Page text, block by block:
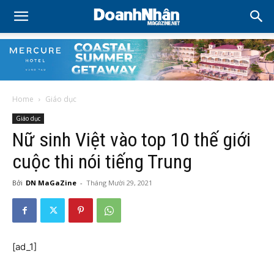
Home Giáo dục
Giáo dục
Nữ sinh Việt vào top 10 thế giới
cuộc thi nói tiếng Trung
Bởi DN MaGaZine - Tháng Mười 29, 2021
[ad_1]